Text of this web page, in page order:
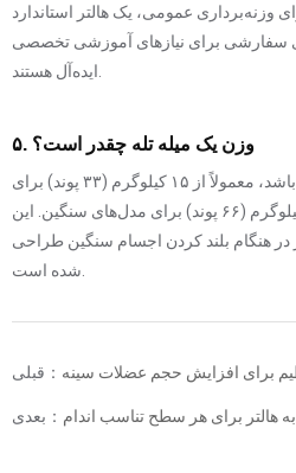
وزنه‌برداری عمومی، یک هالتر استاندارد
سفارشی برای نیازهای آموزشی تخصصی
۵. وزن یک میله تله چقدر است؟
وزن میله‌ی تراپ می‌تواند متغیر باشد، معمولاً از ۱۵ کیلوگرم (۳۳ پوند) برای
مدل‌های کوچک‌تر تا بیش از ۳۰ کیلوگرم (۶۶ پوند) برای مدل‌های سنگین. این
هنگام بلند کردن اجسام سنگین طراحی
قبلی： برای افزایش حجم عضلات سینه
بعدی： هالتر برای هر سطح تناسب اندام